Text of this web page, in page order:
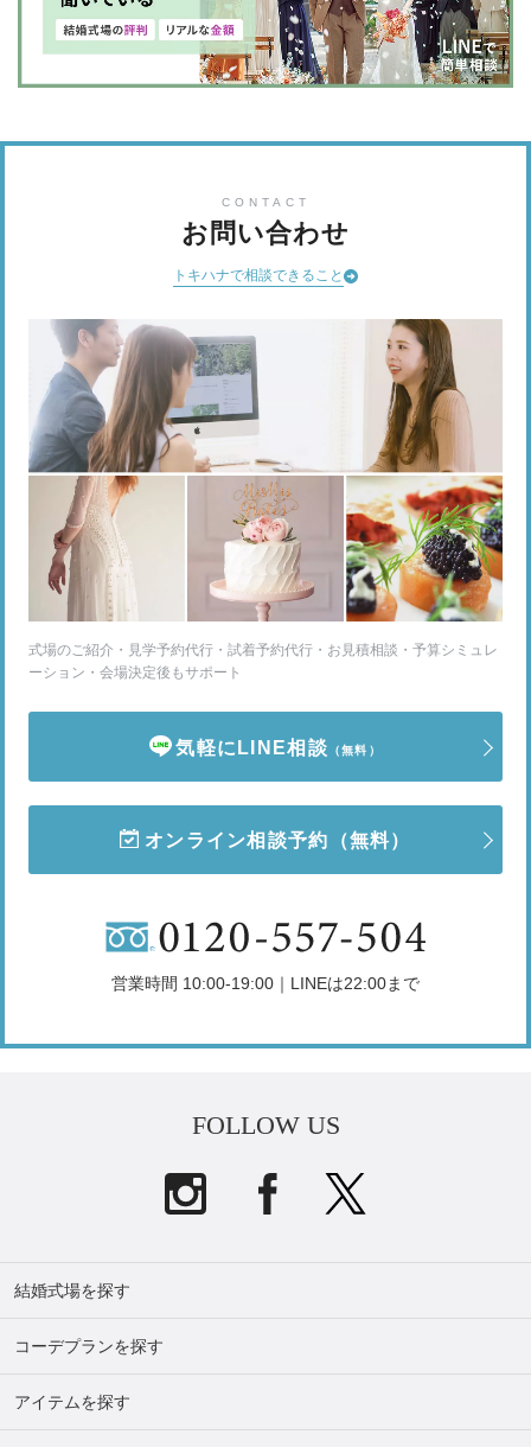
CONTACT
お問い合わせ
トキハナで相談できること
式場のご紹介・見学予約代行・試着予約代行・お見積相談・予算シミュレ
ーション・会場決定後もサポート
気軽にLINE相談 （無料）
オンライン相談予約 （無料）
営業時間 10:00-19:00｜LINEは22:00まで
FOLLOW US
結婚式場を探す
コーデプランを探す
アイテムを探す